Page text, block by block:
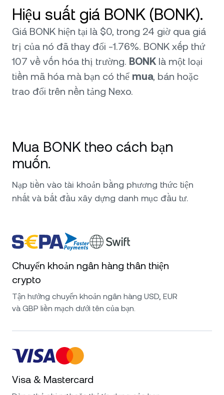
Hiệu suất giá BONK (BONK).
Giá BONK hiện tại là $0, trong 24 giờ qua giá
trị của nó đã thay đổi -1.76%. BONK xếp thứ
107 về vốn hóa thị trường. BONKlà một loại
tiền mã hóa mà bạn có thể mua, bán hoặc
trao đổi trên nền tảng Nexo.
Mua BONK theo cách bạn
muốn.
Nạp tiền vào tài khoản bằng phương thức tiện
nhất và bắt đầu xây dựng danh mục đầu tư.
Chuyển khoản ngân hàng thân thiện
crypto
Tận hưởng chuyển khoản ngân hàng USD, EUR
và GBP liền mạch dưới tên của bạn.
Visa & Mastercard